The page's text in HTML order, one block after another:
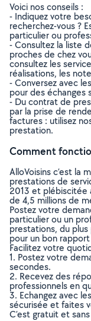
Voici nos conseils :
- Indiquez votre
recherchez-vous ?
particulier ou
- Consultez la liste
proches de chez
consultez les
réalisations, les
- Conversez avec
pour des échanges
- Du contrat de
par la prise de
factures : utilisez
prestation.
Comment
AlloVoisins c’est la
prestations de
2013 et plébiscitée
de 4,5 millions de
Postez votre
particulier ou un
prestations, du
pour un bon
Facilitez votre
1. Postez votre
secondes.
2. Recevez des
professionnels en
3. Echangez avec
sécurisée et faites
C’est gratuit et